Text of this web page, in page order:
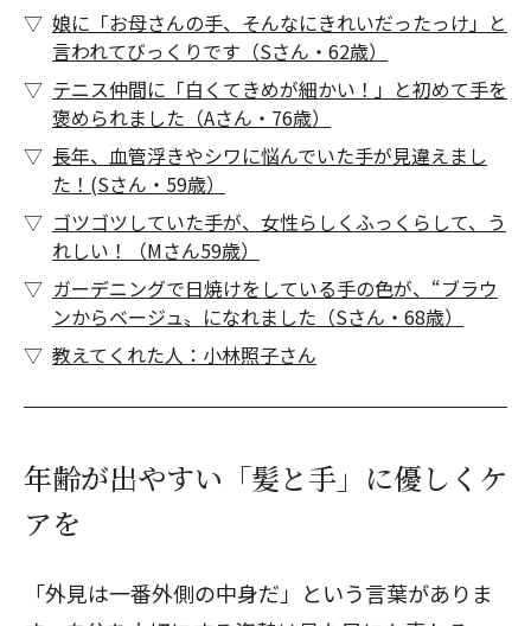
娘に「お母さんの手、そんなにきれいだったっけ」と
言われてびっくりです（Sさん・62歳）
テニス仲間に「白くてきめが細かい！」と初めて手を
褒められました（Aさん・76歳）
長年、血管浮きやシワに悩んでいた手が見違えまし
た！(Sさん・59歳）
ゴツゴツしていた手が、女性らしくふっくらして、う
れしい！（Mさん59歳）
ガーデニングで日焼けをしている手の色が、“ブラウ
ンからベージュ〟になれました（Sさん・68歳）
教えてくれた人：小林照子さん
年齢が出やすい「髪と手」に優しくケ
アを
「外見は一番外側の中身だ」という言葉がありま